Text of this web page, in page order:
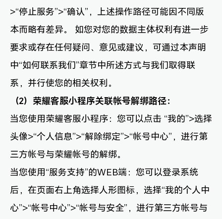
>“停止服务”>“确认”，上述操作路径可能因不同版
本而略有差异。 如您对您的数据主体权利有进一步
要求或存在任何疑问、意见或建议，可通过本声明
中“如何联系我们”章节中所述方式与我们取得联
系，并行使您的相关权利。
（2）荣耀客服小程序关联帐号解绑路径：
当您使用荣耀客服小程序：您可以点击 “我的”>选择
头像>“个人信息”>“解除绑定”>“帐号中心”，进行第
三方帐号与荣耀帐号的解绑。
当您使用“服务支持”的WEB端：您可以登录系统
后，在页面右上角选择人形图标，选择“我的个人中
心”>“帐号中心”>“帐号与安全”，进行第三方帐号与